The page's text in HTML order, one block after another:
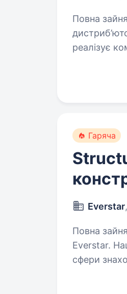
Повна зайнятість.
реалізує
Гаряча
Everstar
Повна
Everstar.
сфери